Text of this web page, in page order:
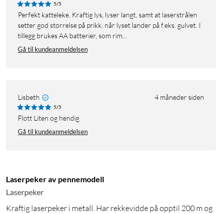
5/5
Perfekt katteleke. Kraftig lys, lyser langt, samt at laserstrålen
setter god størrelse på prikk, når lyset lander på f.eks. gulvet. I
tillegg brukes AA batterier, som rim...
Gå til kundeanmeldelsen
Lisbeth 4 måneder siden
5/5
Flott Liten og hendig
Gå til kundeanmeldelsen
Laserpeker av pennemodell
Laserpeker
Kraftig laserpeker i metall. Har rekkevidde på opptil 200 m og